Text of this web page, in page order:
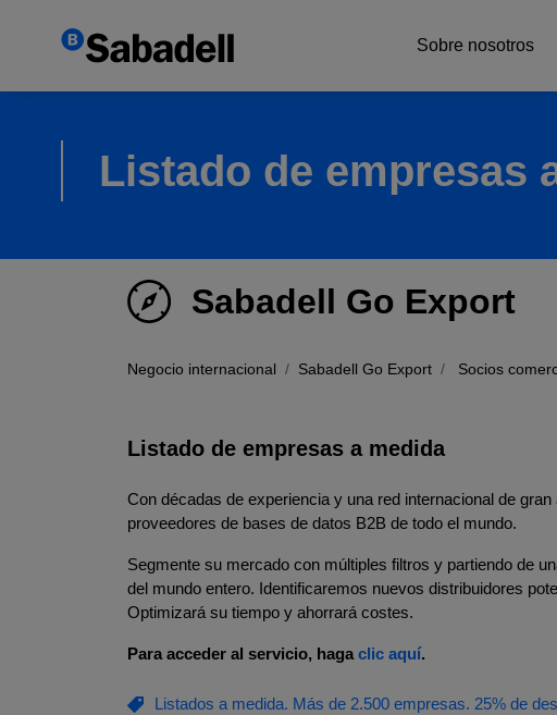
Sobre nosotros
Listado de empresas
Sabadell Go Export
Negocio internacional Sabadell Go Export Socios
Listado de empresas a medida
Con décadas de experiencia y una red internacional de
proveedores de bases de datos B2B de todo el mundo.
Segmente su mercado con múltiples filtros y partiendo de
del mundo entero. Identificaremos nuevos distribuidores
Optimizará su tiempo y ahorrará costes.
Para acceder al servicio, haga clic aquí.
Listados a medida. Más de 2.500 empresas. 25% de